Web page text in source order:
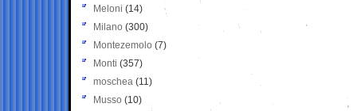
Meloni (14)
Milano (300)
Montezemolo (7)
Monti (357)
moschea (11)
Musso (10)